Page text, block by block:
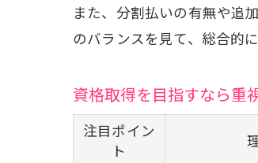
また、分割払いの有無や追
のバランスを見て、総合的
資格取得を目指すなら重
注目ポイン
ト